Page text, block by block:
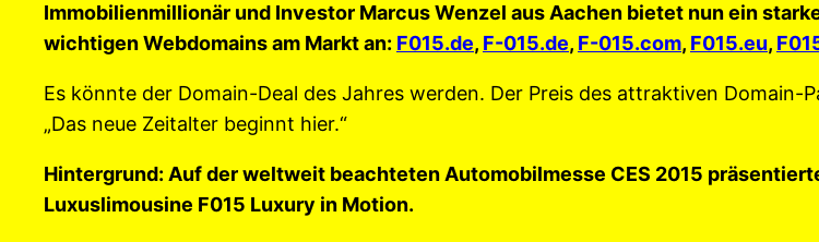
Immobilienmillionär und Investor Marcus Wenzel aus Aachen bietet nun ein
wichtigen Webdomains am Markt an: F015.de, F-015.de, F-015.com, F015.eu,
Es könnte der Domain-Deal des Jahres werden. Der Preis des attraktiven Domain-
„Das neue Zeitalter beginnt hier.“
Hintergrund: Auf der weltweit beachteten Automobilmesse CES 2015
Luxuslimousine F015 Luxury in Motion.